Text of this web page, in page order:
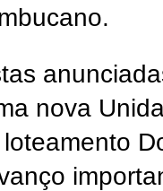
nova